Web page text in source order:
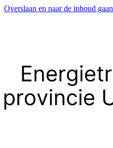
Overslaan en naar de inhoud gaan